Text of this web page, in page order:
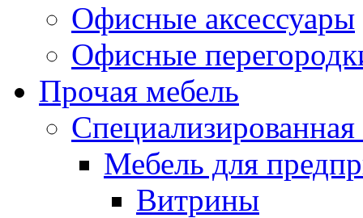
Офисные аксессуары
Офисные
Прочая мебель
Специализированная
Мебель для
Витрины